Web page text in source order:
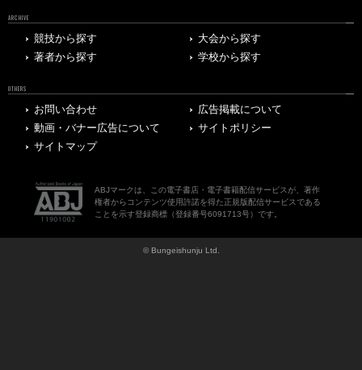
ARCHIVE
競技から探す
大会から探す
著者から探す
学校から探す
OTHERS
お問い合わせ
広告掲載について
動画・バナー広告について
サイトポリシー
サイトマップ
ABJマークは、この電子書店・電子書籍配信サービスが、著作
権者からコンテンツ使用許諾を得た正規版配信サービスである
ことを示す登録商標（登録番号6091713号）です。
© Bungeishunju Ltd.